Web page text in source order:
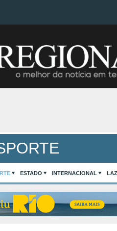
ESTADO INTERNACIONAL